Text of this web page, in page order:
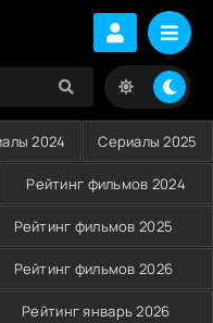
2024 Сериалы 2025
Рейтинг фильмов 2024
Рейтинг фильмов 2025
Рейтинг фильмов 2026
Рейтинг январь 2026